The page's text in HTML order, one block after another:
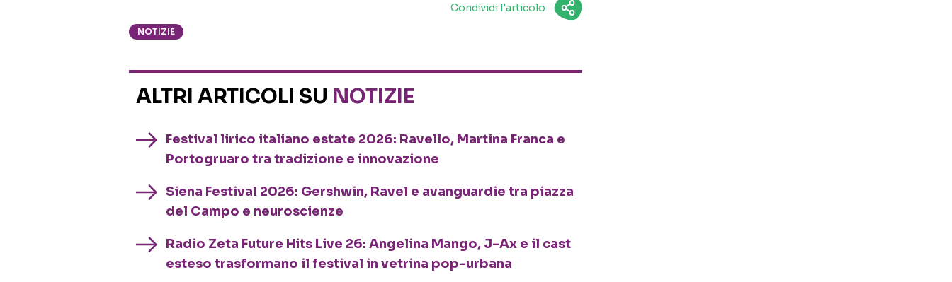
Condividi l'articolo
NOTIZIE
ALTRI ARTICOLI SU NOTIZIE
Festival lirico italiano estate 2026: Ravello, Martina Franca e
Portogruaro tra tradizione e innovazione
Siena Festival 2026: Gershwin, Ravel e avanguardie tra piazza
del Campo e neuroscienze
Radio Zeta Future Hits Live 26: Angelina Mango, J-Ax e il cast
esteso trasformano il festival in vetrina pop-urbana